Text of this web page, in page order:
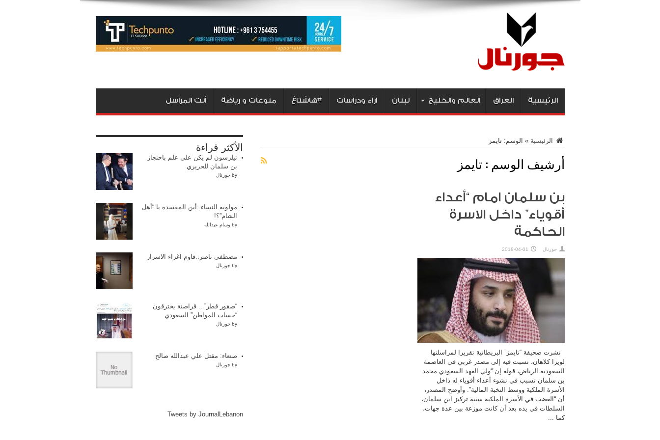
الرئيسية العراق العالم والخليج لبنان اراء ودراسات #هاشتاغ منوعات و رياضة أنت المراسل
الرئيسية » الوسم:تايمز
أرشيف الوسم :تايمز
بن سلمان امام “أعداء
أقوياء” داخل الاسرة
الحاكمة
جورنال 2018-04-01
نشرت صحيفة “تايمز” البريطانية تقريرا لمراسلتها
لويزا كلاهان، نسبت فيه إلى مصدر غربي في العاصمة
السعودية الرياض، قوله إن “ولي العهد السعودي محمد
بن سلمان تسبب في نشوء أعداء أقوياء له داخل
الأسرة الملكية ووسط النخبة المالية”. وأوضح المصدر،
أن “الغضب في الأسرة الملكية سببه تركيز ابن سلمان،
السلطات في يده بعد أن كانت موزعة بين عدة جهات،
كما ...
الأكثر قراءة
تيلرسون لم يكن على علم باحتجاز
بن سلمان للحريري
by جورنال
مولوية النساء: أين المفسدة يا “أهل
الشام”؟!
by وسام عبدالله
مصطفى ناصر..قاوم اغراء الاسرار
by جورنال
“صقور قطر” .. قراصنة يخترقون
“حساب المواطن” السعودي
by جورنال
صنعاء: مقتل علي عبدالله صالح
by جورنال
Tweets by JournalLebanon